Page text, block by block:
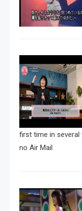
first time in
no Air Mail